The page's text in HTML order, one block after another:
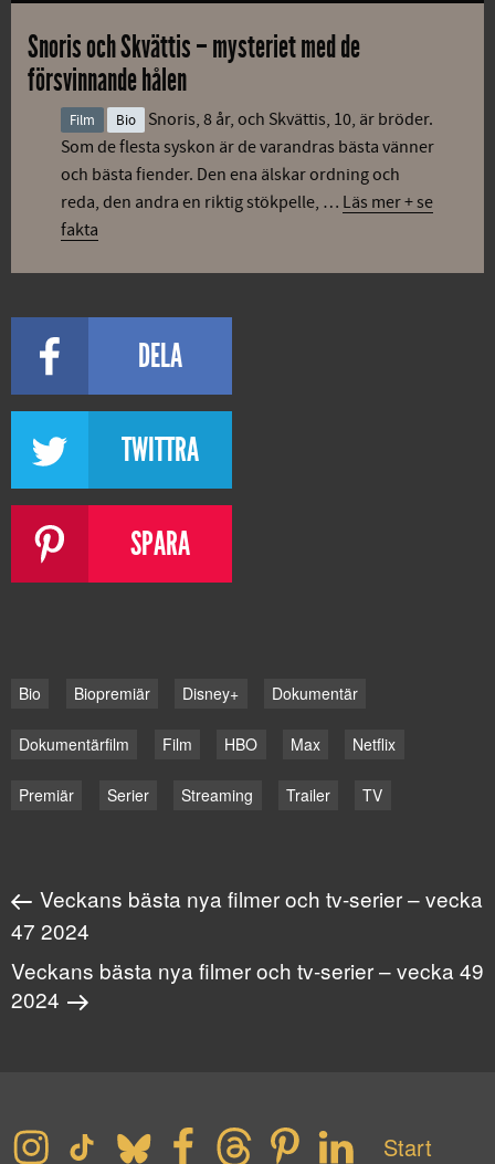
Snoris och Skvättis – mysteriet med de
försvinnande hålen
Film Bio
Snoris, 8 år, och Skvättis, 10, är bröder.
Som de flesta syskon är de varandras bästa vänner
och bästa fiender. Den ena älskar ordning och
reda, den andra en riktig stökpelle, … Läs mer + se
fakta
DELA
TWITTRA
SPARA
Bio Biopremiär Disney+ Dokumentär
Dokumentärfilm Film HBO Max Netflix
Premiär Serier Streaming Trailer TV
Veckans bästa nya filmer och tv-serier – vecka
47 2024
Veckans bästa nya filmer och tv-serier – vecka 49
2024
Start